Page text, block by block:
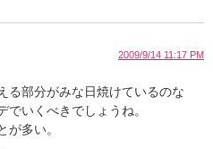
2009/9/14 11:17 PM
る部分がみな日焼けているのな
でいくべきでしょうね。
が多い。